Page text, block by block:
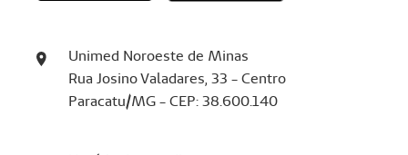
Unimed Noroeste de Minas
Rua Josino Valadares, 33 - Centro
Paracatu/MG - CEP: 38.600.140